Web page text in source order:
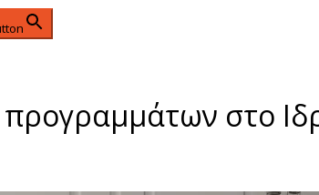
προγραμμάτων στο